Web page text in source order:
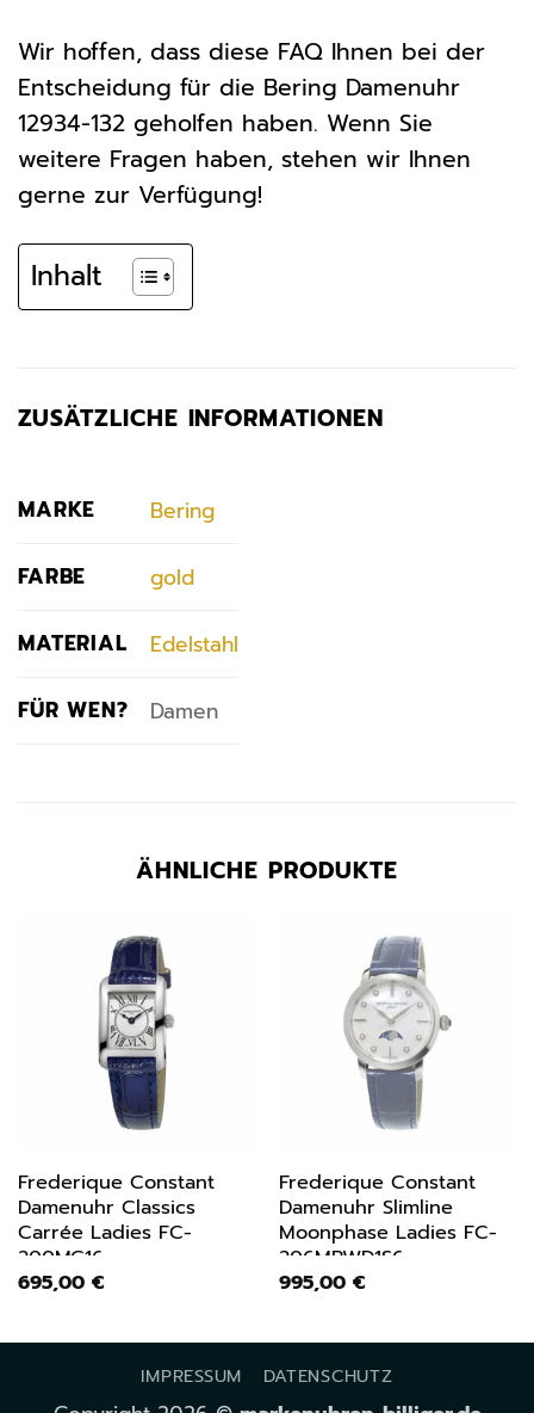
Wir hoffen, dass diese FAQ Ihnen bei der
Entscheidung für die Bering Damenuhr
12934-132 geholfen haben. Wenn Sie
weitere Fragen haben, stehen wir Ihnen
gerne zur Verfügung!
Inhalt
ZUSÄTZLICHE INFORMATIONEN
MARKE Bering
FARBE gold
MATERIAL Edelstahl
FÜR WEN? Damen
ÄHNLICHE PRODUKTE
Frederique Constant
Damenuhr Classics
Carrée Ladies FC-
200MC16
695,00 €
Frederique Constant
Damenuhr Slimline
Moonphase Ladies FC-
206MPWD1S6
995,00 €
IMPRESSUM DATENSCHUTZ